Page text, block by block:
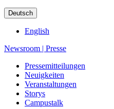
Deutsch
English
Newsroom | Presse
Pressemitteilungen
Neuigkeiten
Veranstaltungen
Storys
Campustalk